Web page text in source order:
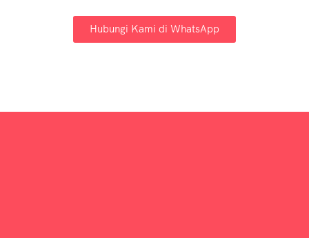
Hubungi Kami di WhatsApp